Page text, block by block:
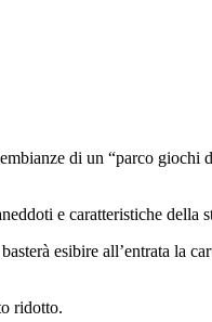
di un “parco
e caratteristiche della
esibire all’entrata la
ridotto.